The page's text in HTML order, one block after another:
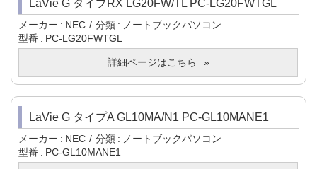
LaVie G タイプRX LG20FW/TL PC-LG20FWTGL
メーカー NEC 分類
ノートブックパソコン
型番
PC-LG20FWTGL
詳細ページはこちら
LaVie G タイプA GL10MA/N1 PC-GL10MANE1
メーカー NEC 分類
ノートブックパソコン
型番
PC-GL10MANE1